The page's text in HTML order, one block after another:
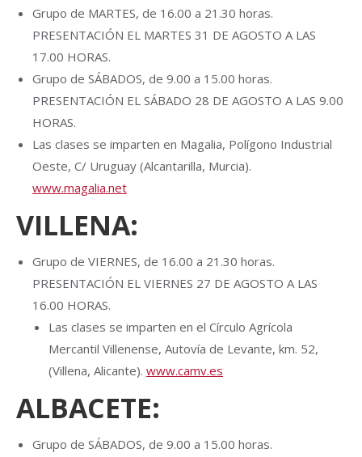
Grupo de MARTES, de 16.00 a 21.30 horas.
PRESENTACIÓN EL MARTES 31 DE AGOSTO A LAS
17.00 HORAS.
Grupo de SÁBADOS, de 9.00 a 15.00 horas.
PRESENTACIÓN EL SÁBADO 28 DE AGOSTO A LAS 9.00
HORAS.
Las clases se imparten en Magalia, Polígono Industrial
Oeste, C/ Uruguay (Alcantarilla, Murcia).
www.magalia.net
VILLENA:
Grupo de VIERNES, de 16.00 a 21.30 horas.
PRESENTACIÓN EL VIERNES 27 DE AGOSTO A LAS
16.00 HORAS.
Las clases se imparten en el Círculo Agrícola
Mercantil Villenense, Autovía de Levante, km. 52,
(Villena, Alicante). www.camv.es
ALBACETE:
Grupo de SÁBADOS, de 9.00 a 15.00 horas.